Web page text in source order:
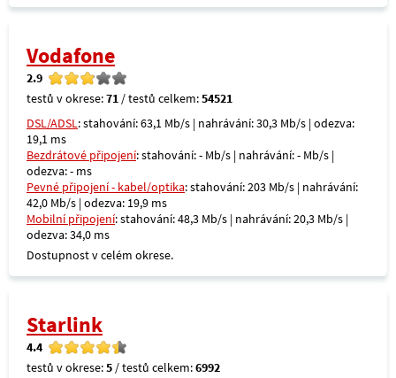
Vodafone
2.9
testů v okrese:71 / testů celkem:54521
DSL/ADSL: stahování: 63,1 Mb/s | nahrávání: 30,3 Mb/s | odezva:
19,1 ms
Bezdrátové připojení: stahování: - Mb/s | nahrávání: - Mb/s |
odezva: - ms
Pevné připojení - kabel/optika: stahování: 203 Mb/s | nahrávání:
42,0 Mb/s | odezva: 19,9 ms
Mobilní připojení: stahování: 48,3 Mb/s | nahrávání: 20,3 Mb/s |
odezva: 34,0 ms
Dostupnost v celém okrese.
Starlink
4.4
testů v okrese:5 / testů celkem:6992